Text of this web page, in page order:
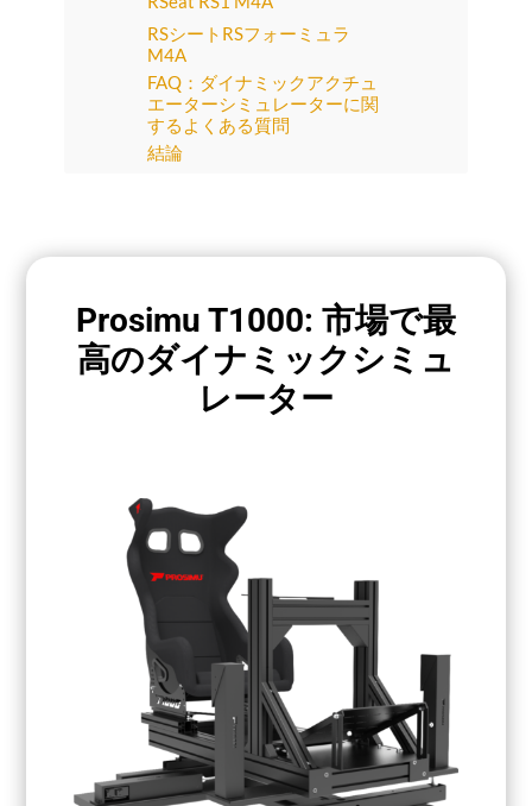
RSシートRSフォーミュラ
M4A
FAQ：ダイナミックアクチュ
エーターシミュレーターに関
するよくある質問
結論
Prosimu T1000: 市場で最
高のダイナミックシミュ
レーター